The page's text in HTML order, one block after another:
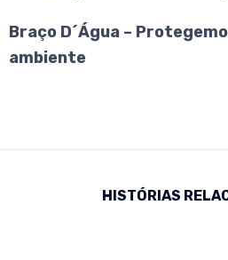
Braço D´Água –
ambiente
HISTÓRIAS